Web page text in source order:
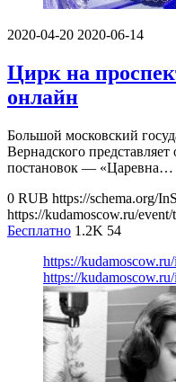
2020-04-20 2020-06-14
Цирк на
онлайн
Большой московский
Вернадского
постановок — «Царевна…
0 RUB https://schema.org/
https://kudamoscow.ru/
Бесплатно 1.2K 54
https://
https://